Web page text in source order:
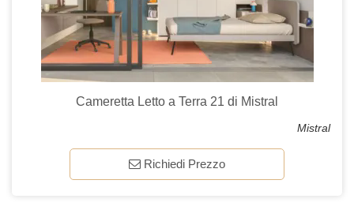
Cameretta Letto a Terra 21 di Mistral
Mistral
Richiedi Prezzo